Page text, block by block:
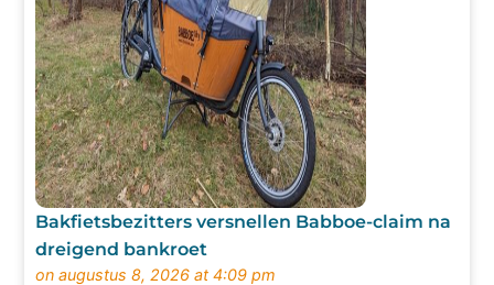
Bakfietsbezitters versnellen Babboe-claim na
dreigend bankroet
on augustus 8, 2026 at 4:09 pm